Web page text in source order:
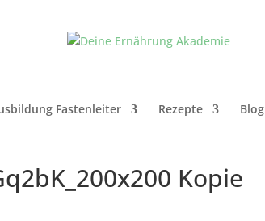
Fastenleiter Rezepte Blog
Kopie